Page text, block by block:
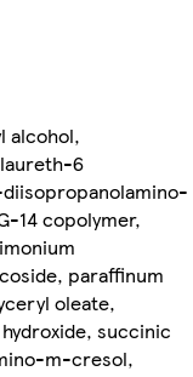
alcohol,
6
14 copolymer,
paraffinum
oleate,
succinic
m-cresol,